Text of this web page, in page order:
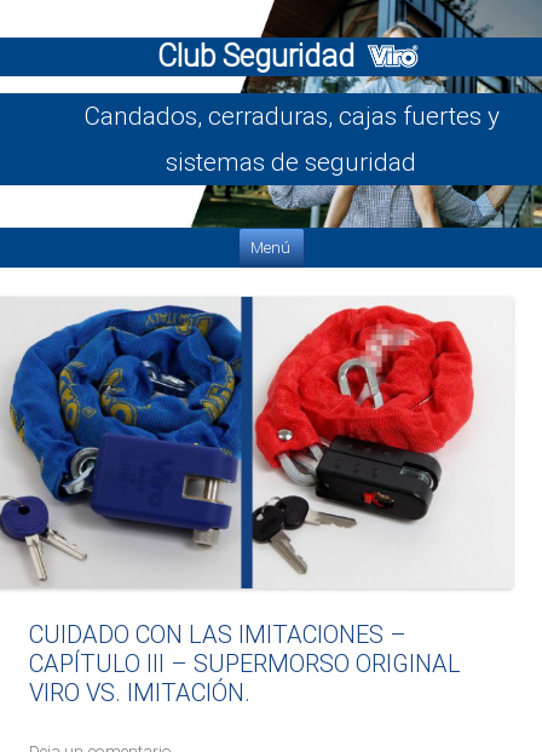
Club Seguridad
Candados, cerraduras, cajas fuertes y
sistemas de seguridad
Menú
CUIDADO CON LAS IMITACIONES –
CAPÍTULO III – SUPERMORSO ORIGINAL
VIRO VS. IMITACIÓN.